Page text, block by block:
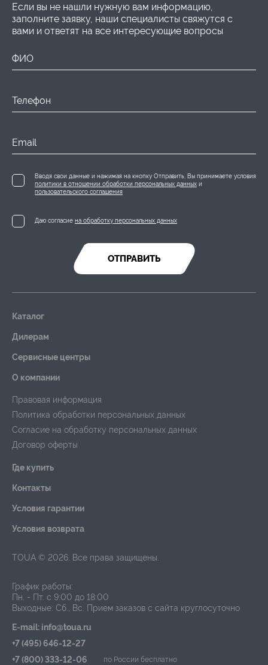
Если вы не нашли нужную вам информацию,
заполните заявку, наши специалисты свяжутся с
вами и ответят на все интересующие вопросы
ФИО
Телефон
Email
Вводя свои данные и нажимая на кнопку Отправить, Вы принимаете условия
политики в отношении обработки персональных данных и
пользовательского соглашения
Даю согласие на обработку персональных данных
ОТПРАВИТЬ
Каталог
Дилерам
Сервисные центры
О компании
Правовая информация
Политика обработки персональных данных
Согласие на обработку персональных данных
Договор оферты
Где купить
Контакты
Условия гарантии
Условия возврата
TOUA © 2026. Все права защищены.
График работы:
Пн. - Пт. с 9:00 до 18:00
Выходные: Сб., Вс.
Прием заказов с сайта круглосуточно
E-mail: info@toua.ru
+7 (495) 646-12-27
+7 (800) 333-12-06
по России бесплатно